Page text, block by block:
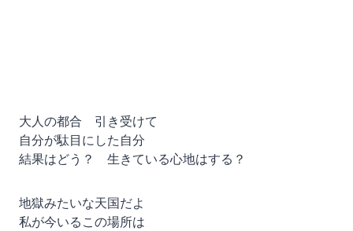
大人の都合 引き受けて
自分が駄目にした自分
結果はどう？ 生きている心地はする？
地獄みたいな天国だよ
私が今いるこの場所は